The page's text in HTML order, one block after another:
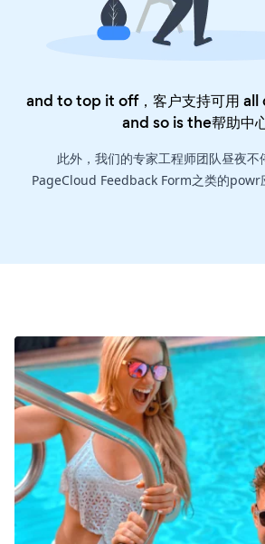
and to top it off，客户支持可用 all
and so is the帮助中
此外，我们的专家工程师团队昼夜不
PageCloud Feedback Form之类的powr